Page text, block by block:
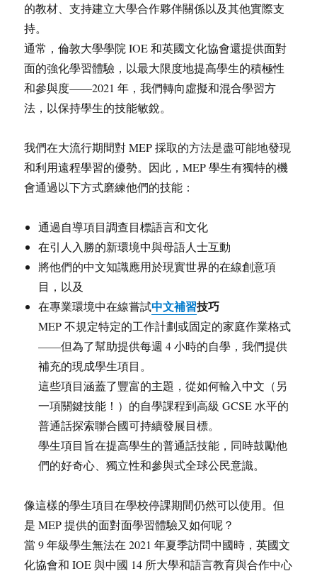
的教材、支持建立大學合作夥伴關係以及其他實際支
持。
通常，倫敦大學學院 IOE 和英國文化協會還提供面對
面的強化學習體驗，以最大限度地提高學生的積極性
和參與度——2021 年，我們轉向虛擬和混合學習方
法，以保持學生的技能敏銳。
我們在大流行期間對 MEP 採取的方法是盡可能地發現
和利用遠程學習的優勢。因此，MEP 學生有獨特的機
會通過以下方式磨練他們的技能：
通過自導項目調查目標語言和文化
在引人入勝的新環境中與母語人士互動
將他們的中文知識應用於現實世界的在線創意項
目，以及
在專業環境中在線嘗試中文補習技巧
MEP 不規定特定的工作計劃或固定的家庭作業格式
——但為了幫助提供每週 4 小時的自學，我們提供
補充的現成學生項目。
這些項目涵蓋了豐富的主題，從如何輸入中文（另
一項關鍵技能！）的自學課程到高級 GCSE 水平的
普通話探索聯合國可持續發展目標。
學生項目旨在提高學生的普通話技能，同時鼓勵他
們的好奇心、獨立性和參與式全球公民意識。
像這樣的學生項目在學校停課期間仍然可以使用。但
是 MEP 提供的面對面學習體驗又如何呢？
當 9 年級學生無法在 2021 年夏季訪問中國時，英國文
化協會和 IOE 與中國 14 所大學和語言教育與合作中心